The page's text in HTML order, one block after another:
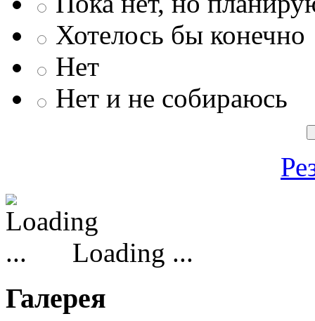
Хотелось бы конечно
Нет
Нет и не собираюсь
Loading ...
Галерея